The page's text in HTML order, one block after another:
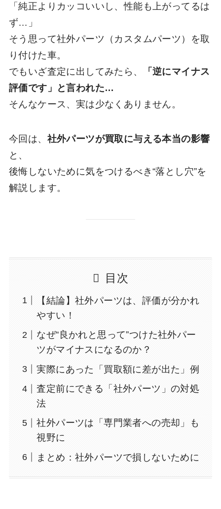
「純正よりカッコいいし、性能も上がってるは
ず…」
そう思って社外パーツ（カスタムパーツ）を取
り付けた車。
でもいざ査定に出してみたら、
「逆にマイナス
評価です」と言われた…
そんなケース、実は少なくありません。
今回は、 社外パーツが買取に与える本当の影響
と、
後悔しないために気をつけるべき“落とし穴”を
解説します。
目次
【結論】社外パーツは、評価が分かれ
やすい！
なぜ“良かれと思って”つけた社外パー
ツがマイナスになるのか？
実際にあった「買取額に差が出た」例
査定前にできる「社外パーツ」の対処
法
社外パーツは「専門業者への売却」も
視野に
まとめ：社外パーツで損しないために